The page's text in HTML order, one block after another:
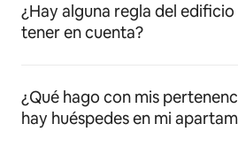
¿Hay alguna regla del
tener en cuenta?
¿Qué hago con mis
hay huéspedes en mi